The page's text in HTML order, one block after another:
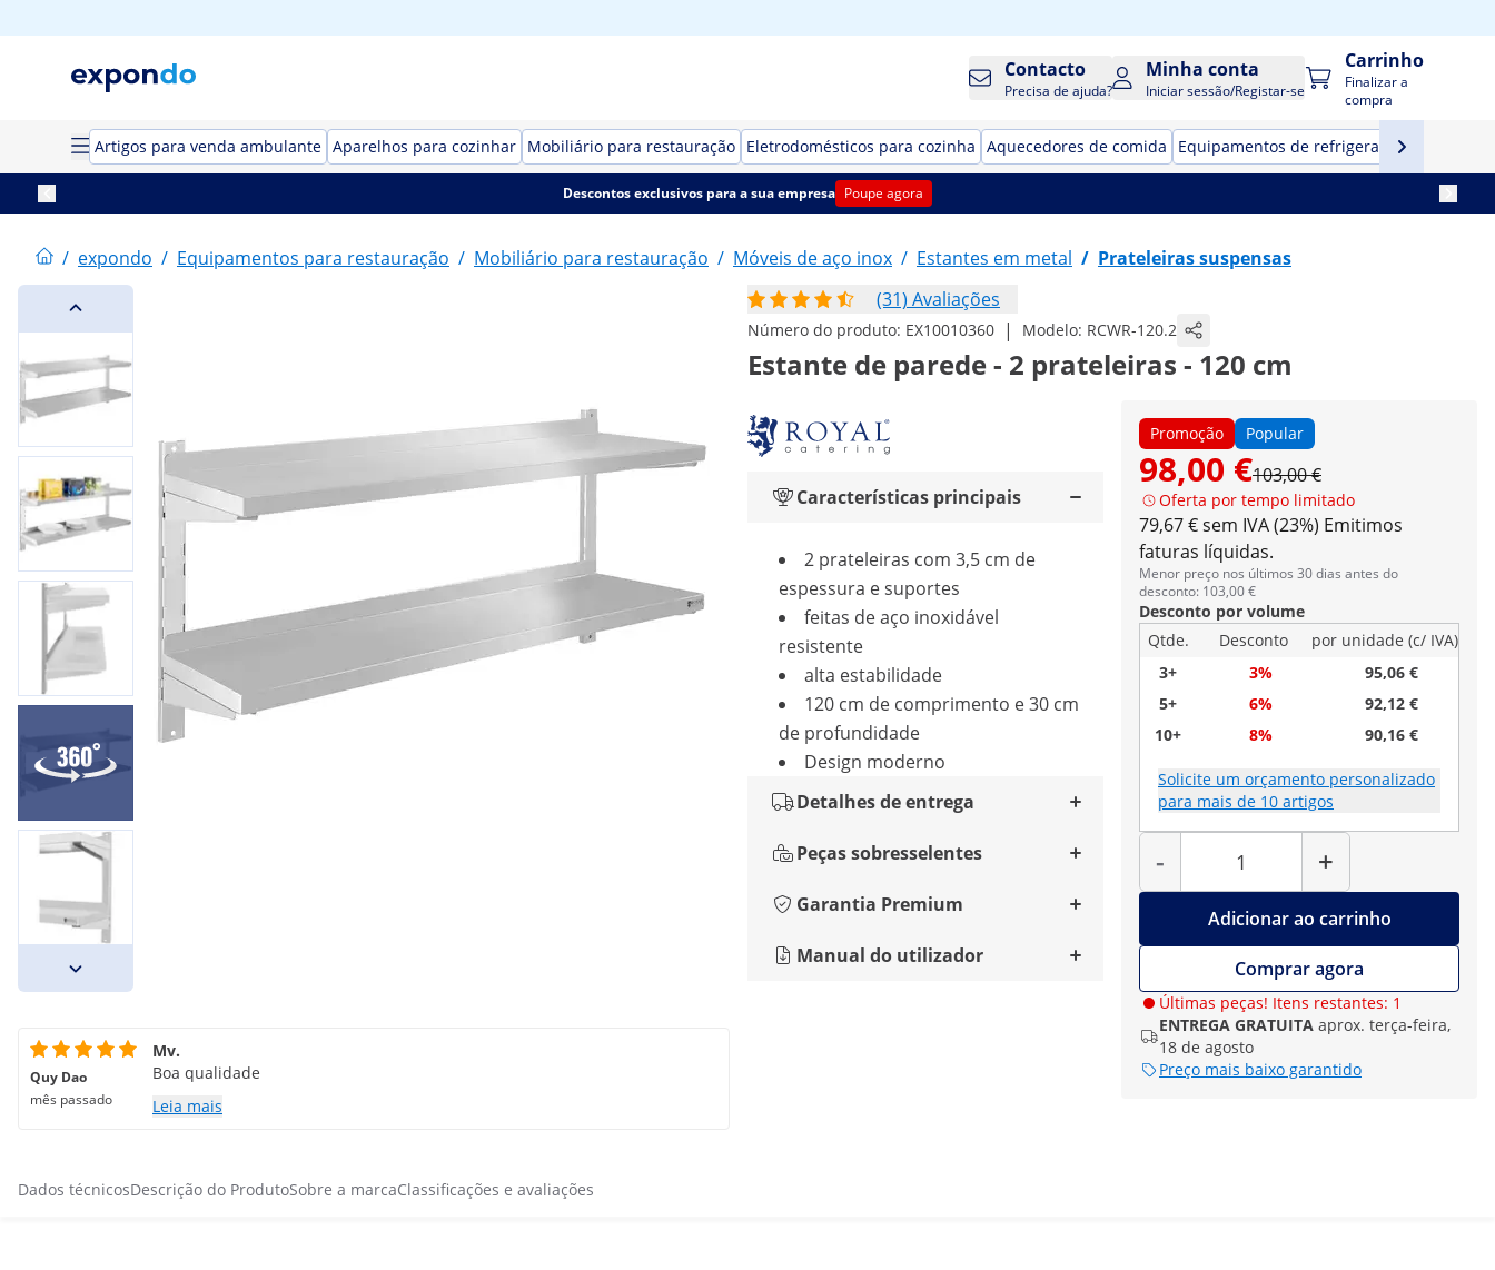
Contacto
Precisa de ajuda?
Minha conta
Iniciar sessão/Registar-se
Carrinho
Finalizar a
compra
Artigos para venda ambulante Aparelhos para cozinhar Mobiliário para restauração Eletrodomésticos para cozinha Aquecedores de comida Equipamentos de refrigeração para
Descontos exclusivos para a sua empresa Poupe agora
/ expondo / Equipamentos para restauração / Mobiliário para restauração / Móveis de aço inox / Estantes em metal / Prateleiras suspensas
(31) Avaliações
Número do produto: EX10010360 | Modelo: RCWR-120.2
Estante de parede - 2 prateleiras - 120 cm
Promoção Popular
98,00 €103,00 €
Oferta por tempo limitado
79,67 € sem IVA (23%) Emitimos
faturas líquidas.
Menor preço nos últimos 30 dias antes do
desconto: 103,00 €
Desconto por volume
Qtde.
Desconto
por unidade (c/ IVA)
3+
3%
95,06 €
5+
6%
92,12 €
10+
8% 90,16 €
Solicite um orçamento personalizado
para mais de 10 artigos
-
Quantidade
+
Adicionar ao carrinho
Comprar agora
Últimas peças! Itens restantes: 1
ENTREGA GRATUITA aprox. terça-feira,
18 de agosto
Preço mais baixo garantido
Características principais
2 prateleiras com 3,5 cm de
espessura e suportes
feitas de aço inoxidável
resistente
alta estabilidade
120 cm de comprimento e 30 cm
de profundidade
Design moderno
Detalhes de entrega
Peças sobresselentes
Garantia Premium
Manual do utilizador
Quy Dao
mês passado
Mv.
Boa qualidade
Leia mais
Dados técnicosDescrição do ProdutoSobre a marcaClassificações e avaliações